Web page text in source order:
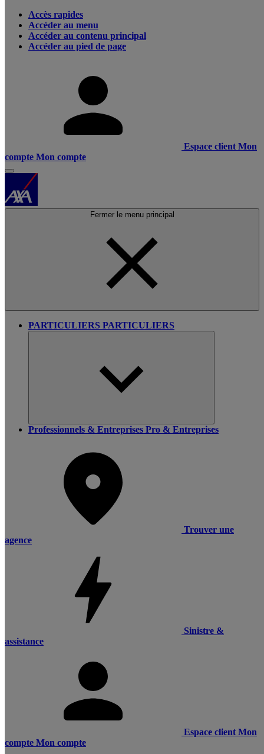
Accès rapides
Accéder au menu
Accéder au contenu principal
Accéder au pied de page
Espace client Mon
compte Mon compte
Fermer le menu principal
PARTICULIERS PARTICULIERS
Professionnels & Entreprises Pro & Entreprises
Trouver une
agence
Sinistre &
assistance
Espace client Mon
compte Mon compte